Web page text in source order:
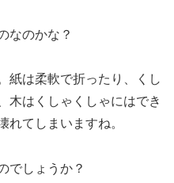
なのかな？
紙は柔軟で折ったり、くし
木はくしゃくしゃにはでき
れてしまいますね。
でしょうか？